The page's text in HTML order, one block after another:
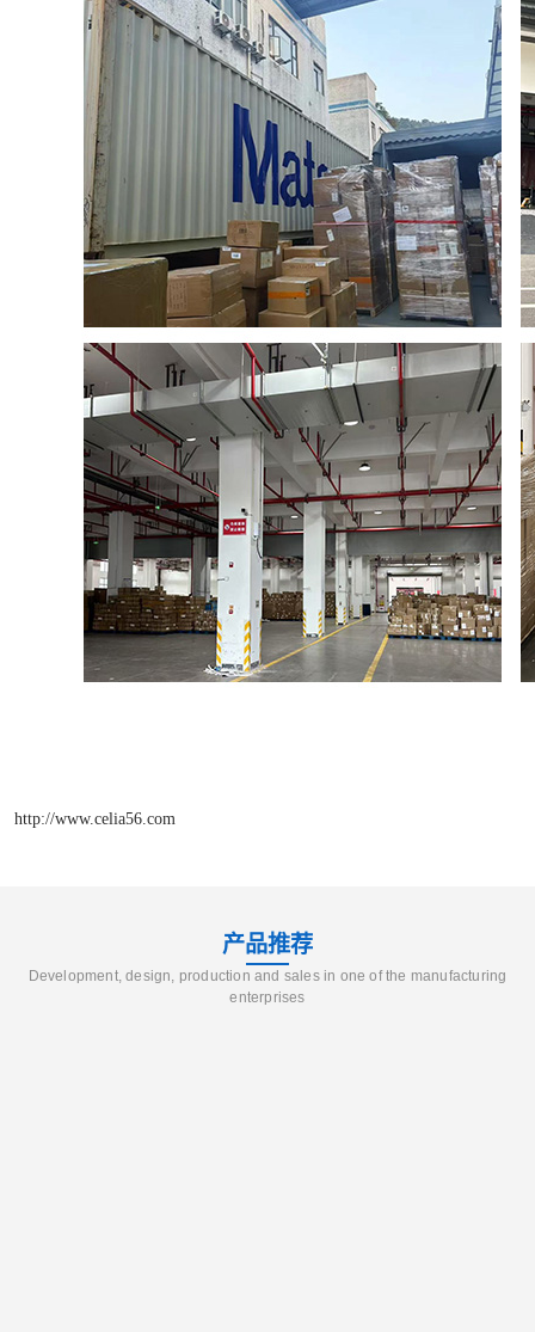
http://www.celia56.com
产品推荐
Development, design, production and sales in one of the manufacturing
enterprises